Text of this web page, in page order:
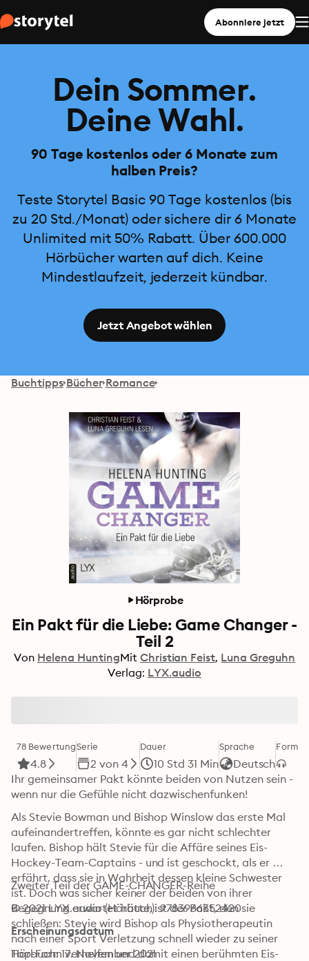
Abonniere jetzt
Dein Sommer.
Deine Wahl.
90 Tage kostenlos oder 6 Monate zum
halben Preis?
Teste Storytel Basic 90 Tage kostenlos (bis
zu 20 Std./Monat) oder sichere dir 6 Monate
Unlimited mit 50% Rabatt. Über 600.000
Hörbücher warten auf dich. Keine
Mindestlaufzeit, jederzeit kündbar.
Jetzt Angebot wählen
Buchtipps Bücher Romance
Hörprobe
Ein Pakt für die Liebe: Game Changer -
Teil 2
Von Helena HuntingMit Christian Feist Luna Greguhn
Verlag: LYX.audio
78 Bewertung
4.8
Serie
2 von 4
Dauer
10 Std 31 Min
Sprache
Deutsch
Format
Ihr gemeinsamer Pakt könnte beiden von Nutzen sein -
wenn nur die Gefühle nicht dazwischenfunken!
Als Stevie Bowman und Bishop Winslow das erste Mal
aufeinandertreffen, könnte es gar nicht schlechter
laufen. Bishop hält Stevie für die Affäre seines Eis-
Hockey-Team-Captains - und ist geschockt, als er
erfährt, dass sie in Wahrheit dessen kleine Schwester
ist. Doch was sicher keiner der beiden von ihrer
Begegnung erwartet hätte, ist der Pakt, den sie
schließen: Stevie wird Bishop als Physiotherapeutin
nach einer Sport Verletzung schnell wieder zu seiner
Top-Form verhelfen und damit einen berühmten Eis-
Zweiter Teil der GAME-CHANGER-Reihe
© 2021 LYX.audio (Hörbuch): 9783966352420
Erscheinungsdatum
Hörbuch: 17. November 2021